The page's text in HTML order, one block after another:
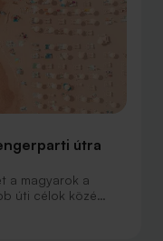
útra
a magyarok a
úti célok közé
tartozik. A